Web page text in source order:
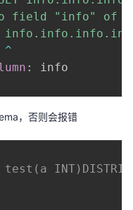
to field "info" of
^
: info
，否则会报错
test(a